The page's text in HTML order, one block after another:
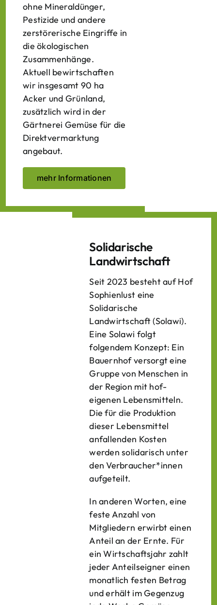
ohne Mineraldünger,
Pestizide und andere
zerstörerische Eingriffe in
die ökologischen
Zusammenhänge.
Aktuell bewirtschaften
wir insgesamt 90 ha
Acker und Grünland,
zusätzlich wird in der
Gärtnerei Gemüse für die
Direktvermarktung
angebaut.
mehr Informationen
Solidarische
Landwirtschaft
Seit 2023 besteht auf Hof
Sophienlust eine
Solidarische
Landwirtschaft (Solawi).
Eine Solawi folgt
folgendem Konzept: Ein
Bauern­hof versorgt eine
Gruppe von Menschen in
der Region mit hof­
eigenen Lebens­mitteln.
Die für die Produktion
dieser Lebens­mittel
anfallenden Kosten
werden solidarisch unter
den Verbraucher*­innen
aufgeteilt.
In anderen Worten, eine
feste Anzahl von
Mitgliedern erwirbt einen
Anteil an der Ernte. Für
ein Wirtschaftsjahr zahlt
jeder Anteilseigner einen
monatlich festen Betrag
und erhält im Gegenzug